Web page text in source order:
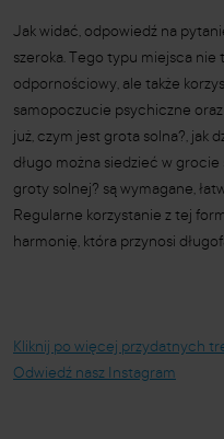
Jak widać, odpowiedź na
szeroka. Tego typu miejsca nie
odpornościowy, ale także
samopoczucie psychiczne
już, czym jest grota solna?, jak
długo można siedzieć w
groty solnej? są wymagane,
Regularne korzystanie z tej
harmonię, która przynosi
Kliknij po więcej przydatnych
Odwiedź nasz Instagram